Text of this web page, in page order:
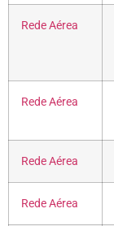
Rede Aérea
Rede Aérea
Rede Aérea
Rede Aérea